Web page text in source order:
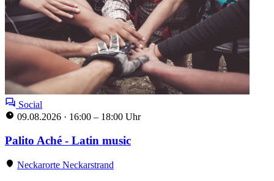
Social
09.08.2026 · 16:00 – 18:00 Uhr
Palito Aché - Latin music
Neckarorte Neckarstrand